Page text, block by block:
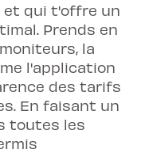
et qui t'offre un
Prends en
la
l'application
des tarifs
En faisant un
toutes les